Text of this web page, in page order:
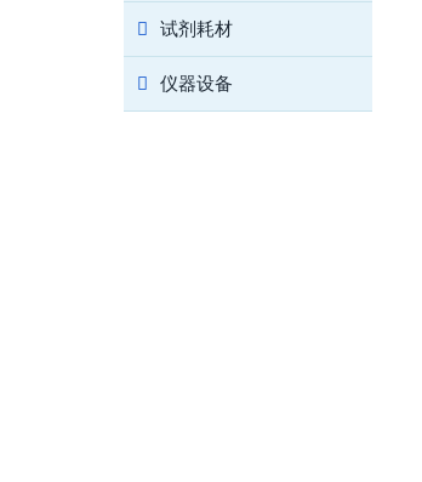
试剂耗材
仪器设备